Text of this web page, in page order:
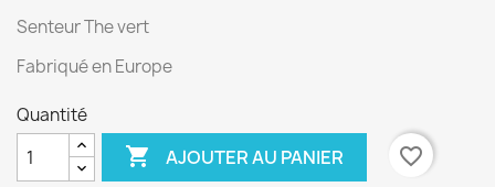
Senteur The vert
Fabriqué en Europe
Quantité
 AJOUTER AU PANIER
favorite_border